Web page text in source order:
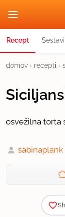
Recept
domov › recepti ›
osvežilna torta
sabinaplank